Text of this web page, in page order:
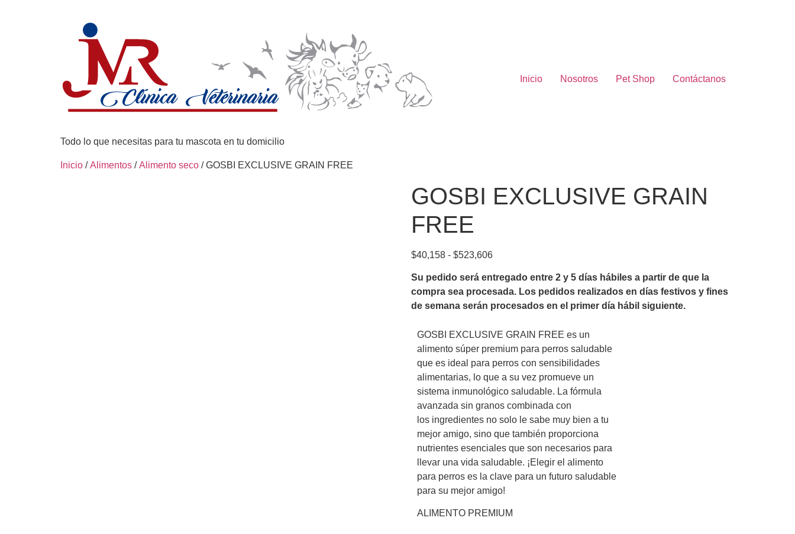
Todo lo que necesitas para tu mascota en tu domicilio
Inicio Nosotros Pet Shop Contáctanos
Inicio /Alimentos /Alimento seco / GOSBI EXCLUSIVE GRAIN FREE
GOSBI EXCLUSIVE GRAIN
FREE
$40,158 - $523,606
Su pedido será entregado entre 2 y 5 días hábiles a partir de que la
compra sea procesada. Los pedidos realizados en días festivos y fines
de semana serán procesados en el primer día hábil siguiente.
GOSBI EXCLUSIVE GRAIN FREE es un
alimento súper premium para perros saludable
que es ideal para perros con sensibilidades
alimentarias, lo que a su vez promueve un
sistema inmunológico saludable. La fórmula
avanzada sin granos combinada con
los ingredientesno solo le sabe muy bien a tu
mejor amigo, sino que también proporciona
nutrientes esenciales que son necesarios para
llevar una vida saludable. ¡Elegir el alimento
para perros es la clave para un futuro saludable
para su mejor amigo!
ALIMENTO PREMIUM